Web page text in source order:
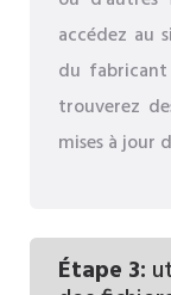
accédez au
du
trouverez
mises à jour
Étape 3: